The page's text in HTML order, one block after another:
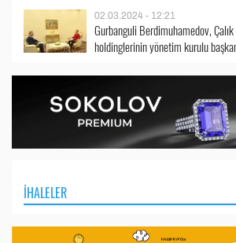
02.03.2024 - 12:21
Gurbanguli Berdimuhamedov,
holdinglerinin yönetim kurulu
İHALELER